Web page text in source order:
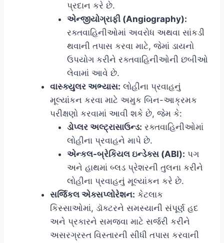
પ્રદાન કરે છે.
એન્જીયોગ્રાફી (Angiography):
રક્તવાહિનીઓમાં અવરોધ અથવા સાંકડી
થવાની તપાસ કરવા માટે, જેમાં ડાયનો
ઉપયોગ કરીને રક્તવાહિનીઓની છબીઓ
લેવામાં આવે છે.
વાસ્ક્યુલર અભ્યાસ: લોહીના પ્રવાહનું
મૂલ્યાંકન કરવા માટે અમુક બિન-આક્રમક
પરીક્ષણો કરવામાં આવી શકે છે, જેમ કે:
ડોપ્લર અલ્ટ્રાસાઉન્ડ: રક્તવાહિનીઓમાં
લોહીના પ્રવાહને માપે છે.
એન્કલ-બ્રેકિયલ ઇન્ડેક્સ (ABI): પગ
અને હાથમાં બ્લડ પ્રેશરની તુલના કરીને
લોહીના પ્રવાહનું મૂલ્યાંકન કરે છે.
સર્જિકલ એક્સપ્લોરેશન: કેટલાક
કિસ્સાઓમાં, ડૉક્ટરને સમસ્યાની સંપૂર્ણ હદ
અને પ્રકારને સમજવા માટે સર્જરી કરીને
અસરગ્રસ્ત વિસ્તારની સીધી તપાસ કરવાની